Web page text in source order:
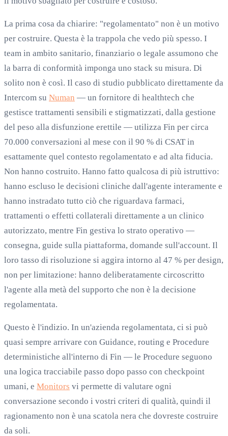
La prima cosa da chiarire: "regolamentato" non è un motivo
per costruire. Questa è la trappola che vedo più spesso. I
team in ambito sanitario, finanziario o legale assumono che
la barra di conformità imponga uno stack su misura. Di
solito non è così. Il caso di studio pubblicato direttamente da
Intercom su Numan — un fornitore di healthtech che
gestisce trattamenti sensibili e stigmatizzati, dalla gestione
del peso alla disfunzione erettile — utilizza Fin per circa
70.000 conversazioni al mese con il 90 % di CSAT in
esattamente quel contesto regolamentato e ad alta fiducia.
Non hanno costruito. Hanno fatto qualcosa di più istruttivo:
hanno escluso le decisioni cliniche dall'agente interamente e
hanno instradato tutto ciò che riguardava farmaci,
trattamenti o effetti collaterali direttamente a un clinico
autorizzato, mentre Fin gestiva lo strato operativo —
consegna, guide sulla piattaforma, domande sull'account. Il
loro tasso di risoluzione si aggira intorno al 47 % per design,
non per limitazione: hanno deliberatamente circoscritto
l'agente alla metà del supporto che non è la decisione
regolamentata.
Questo è l'indizio. In un'azienda regolamentata, ci si può
quasi sempre arrivare con Guidance, routing e Procedure
deterministiche all'interno di Fin — le Procedure seguono
una logica tracciabile passo dopo passo con checkpoint
umani, e Monitors vi permette di valutare ogni
conversazione secondo i vostri criteri di qualità, quindi il
ragionamento non è una scatola nera che dovreste costruire
da soli.